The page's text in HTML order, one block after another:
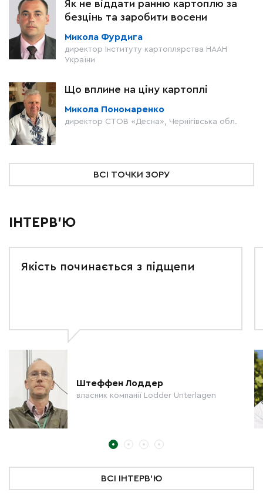
Як не віддати ранню картоплю за
безцінь та заробити восени
Микола Фурдига
директор Інституту картоплярства НААН
України
Що вплине на ціну картоплі
Микола Пономаренко
директор СТОВ «Десна», Чернігівська обл.
ВСІ ТОЧКИ ЗОРУ
ІНТЕРВ'Ю
Якість починається з підщепи
Штеффен Лоддер
власник компанії Lodder Unterlagen
ВСІ ІНТЕРВ'Ю